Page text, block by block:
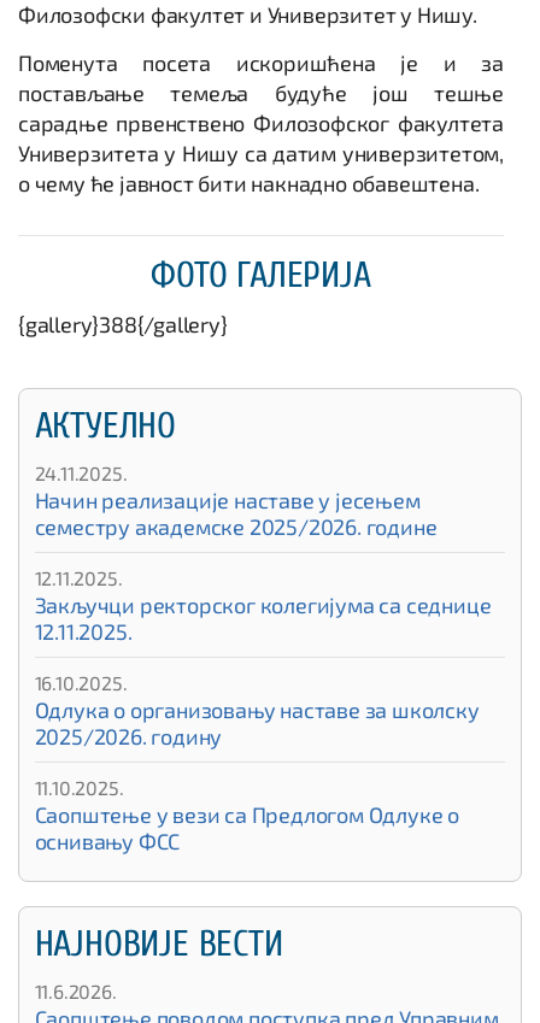
Филозофски факултет и Универзитет у Нишу.
Поменута посета искоришћена је и за
постављање темеља будуће још тешње
сарадње првенствено Филозофског факултета
Универзитета у Нишу са датим универзитетом,
о чему ће јавност бити накнадно обавештена.
ФОТО ГАЛЕРИЈА
{gallery}388{/gallery}
АКТУЕЛНО
24.11.2025.
Начин реализације наставе у јесењем
семестру академске 2025/2026. године
12.11.2025.
Закључци ректорског колегијума са седнице
12.11.2025.
16.10.2025.
Одлука о организовању наставе за школску
2025/2026. годину
11.10.2025.
Саопштење у вези са Предлогом Одлуке о
оснивању ФСС
НАЈНОВИЈЕ ВЕСТИ
11.6.2026.